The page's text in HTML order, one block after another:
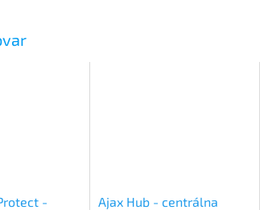
-
Ajax Hub - centrálna